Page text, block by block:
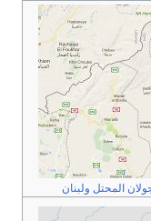
المحتل ولبنان